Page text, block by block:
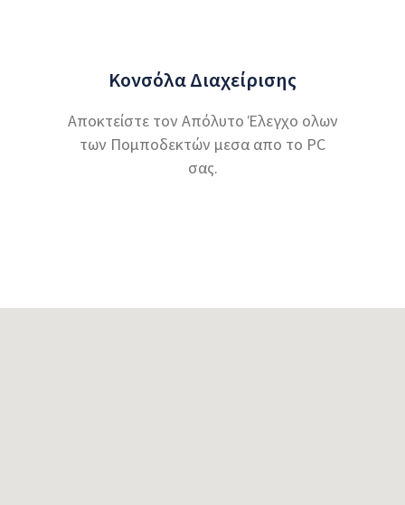
Κονσόλα Διαχείρισης
Αποκτείστε τον Απόλυτο Έλεγχο ολων
των Πομποδεκτών μεσα απο το PC
σας.